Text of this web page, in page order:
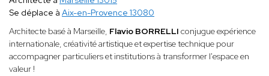
Se déplace à Aix-en-Provence 13080
Architecte basé à Marseille, Flavio BORRELLI conjugue expérience
internationale, créativité artistique et expertise technique pour
accompagner particuliers et institutions à transformer l'espace en
valeur !